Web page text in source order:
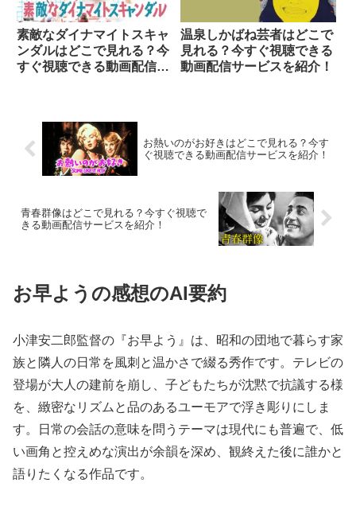
素敵なダイナマイトスキャ
ンダルはどこで見れる？今
すぐ視聴できる動画配信サ
温泉しかばね芸者はどこで
見れる？今すぐ視聴できる
動画配信サービスを紹介！
お熱いのがお好きはどこで見れる？今す
ぐ視聴できる動画配信サービスを紹介！
青春群像はどこで見れる？今すぐ視聴で
きる動画配信サービスを紹介！
お早ようの感想のAI要約
小津安二郎監督の『お早よう』は、昭和の団地で暮らす家
族と隣人の日常を風刺と温かさで綴る秀作です。テレビの
登場が大人の建前を崩し、子どもたちが沈黙で抗議する様
を、緻密なリズムと品のあるユーモアで浮き彫りにしま
す。日常の会話の意味を問うテーマは現代にも普遍で、低
い画角と控えめな演出が余韻を深め、観終えた後に誰かと
語りたくなる作品です。